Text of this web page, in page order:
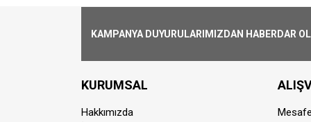
Birlikte Verilen Kulaklık
Sistem Başına Kullanıcı
Kablosuz Teknoloji
1000₺ Üstü siparişlerin tümü
alınmaktadır.
Aynı Gün Kargo
Saat 15:00'a kadar vermiş olduğunuz
farklılık gösterebilmektedir. Saat
Kurye İle Teslimat(Sadece İstanbul)
KAMPANYA DUYURULARIMIZDAN HABERDAR
KURUMSAL
Hakkımızda